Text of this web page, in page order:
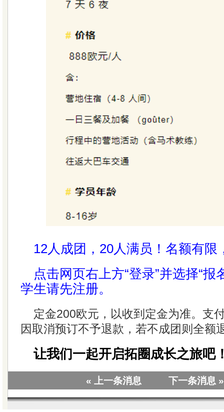
12人成团，20人满员！名额有限
点击网页右上方“登录”并选择“报
学生请先注册。
定金200欧元，以收到定金为准。支
因取消预订不予退款，若不成团则全额
让我们一起开启拓圈成长之旅吧
« 上一条消息 下一条消息 »